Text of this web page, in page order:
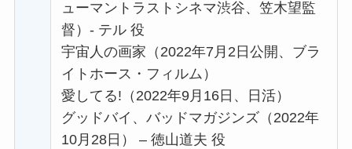
ューマントラストシネマ渋谷、笠木望監
督）- テル 役
宇宙人の画家（2022年7月2日公開、ブラ
イトホース・フィルム）
愛してる!（2022年9月16日、日活）
グッドバイ、バッドマガジンズ（2022年
10月28日） – 徳山道夫 役